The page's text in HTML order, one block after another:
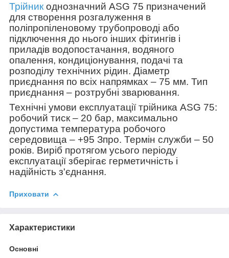
Трійник однозначний ASG 75 призначений
для створення розгалуження в
поліпропіленовому трубопроводі або
підключення до нього інших фітингів і
приладів водопостачання, водяного
опалення, кондиціонування, подачі та
розподілу технічних рідин. Діаметр
приєднання по всіх напрямках – 75 мм. Тип
приєднання – розтрубні зварювання.
Технічні умови експлуатації трійника ASG 75:
робочий тиск – 20 бар, максимально
допустима температура робочого
середовища – +95 Зпро. Термін служби – 50
років. Виріб протягом усього періоду
експлуатації зберігає герметичність і
надійність з'єднання.
Приховати
Характеристики
Основні